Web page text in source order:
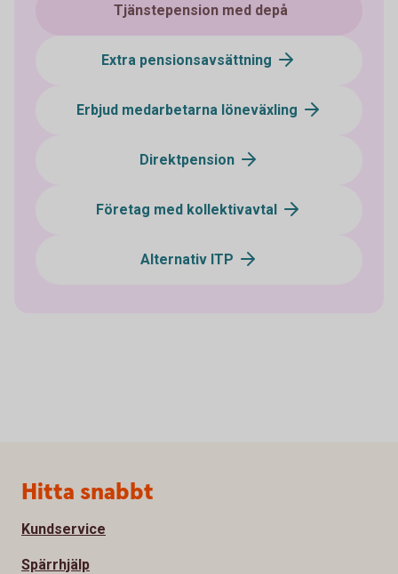
Tjänstepension med depå
Extra pensionsavsättning
Erbjud medarbetarna löneväxling
Direktpension
Företag med kollektivavtal
Alternativ ITP
Sidfot
Hitta snabbt
Kundservice
Spärrhjälp